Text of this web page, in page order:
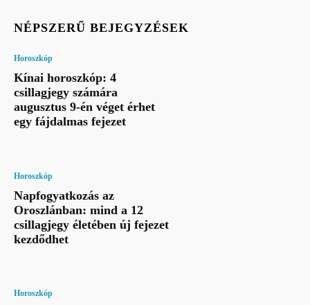
NÉPSZERŰ BEJEGYZÉSEK
Horoszkóp
Kínai horoszkóp: 4
csillagjegy számára
augusztus 9-én véget érhet
egy fájdalmas fejezet
Horoszkóp
Napfogyatkozás az
Oroszlánban: mind a 12
csillagjegy életében új fejezet
kezdődhet
Horoszkóp